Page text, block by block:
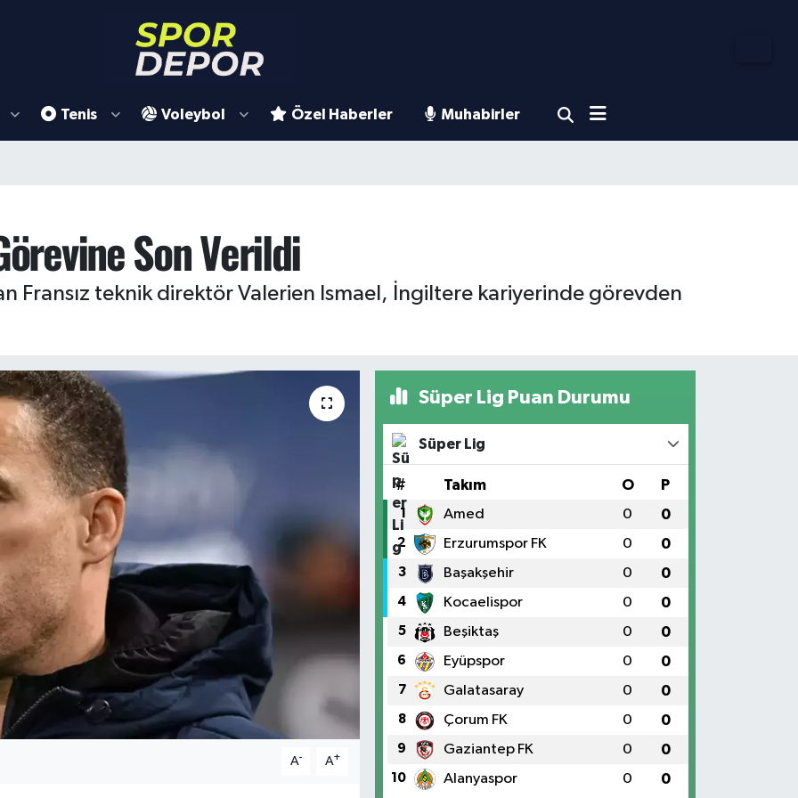
Tenis Voleybol Özel Haberler Muhabirler
Son Verildi
Fransız teknik direktör Valerien Ismael, İngiltere kariyerinde görevden
A- A+
Süper Lig Puan Durumu
Süper Lig
# Takım O P
1 Amed 0 0
2 Erzurumspor FK 0 0
3 Başakşehir 0 0
4 Kocaelispor 0 0
5 Beşiktaş 0 0
6 Eyüpspor 0 0
7 Galatasaray 0 0
8 Çorum FK 0 0
9 Gaziantep FK 0 0
10 Alanyaspor 0 0